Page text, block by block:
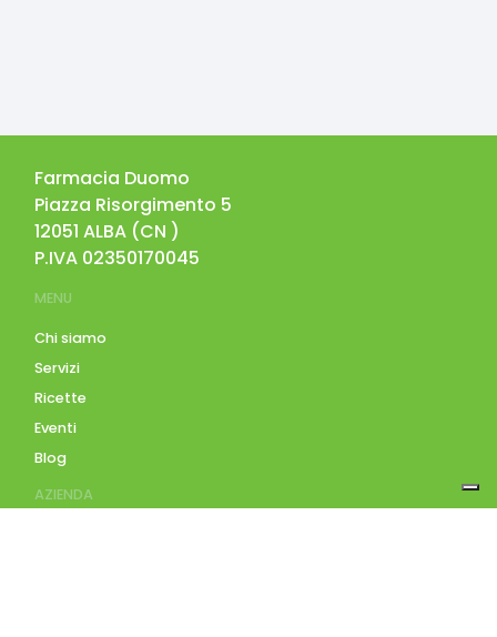
Farmacia Duomo
Piazza Risorgimento 5
12051 ALBA (CN )
P.IVA 02350170045
MENU
Chi siamo
Servizi
Ricette
Eventi
Blog
AZIENDA